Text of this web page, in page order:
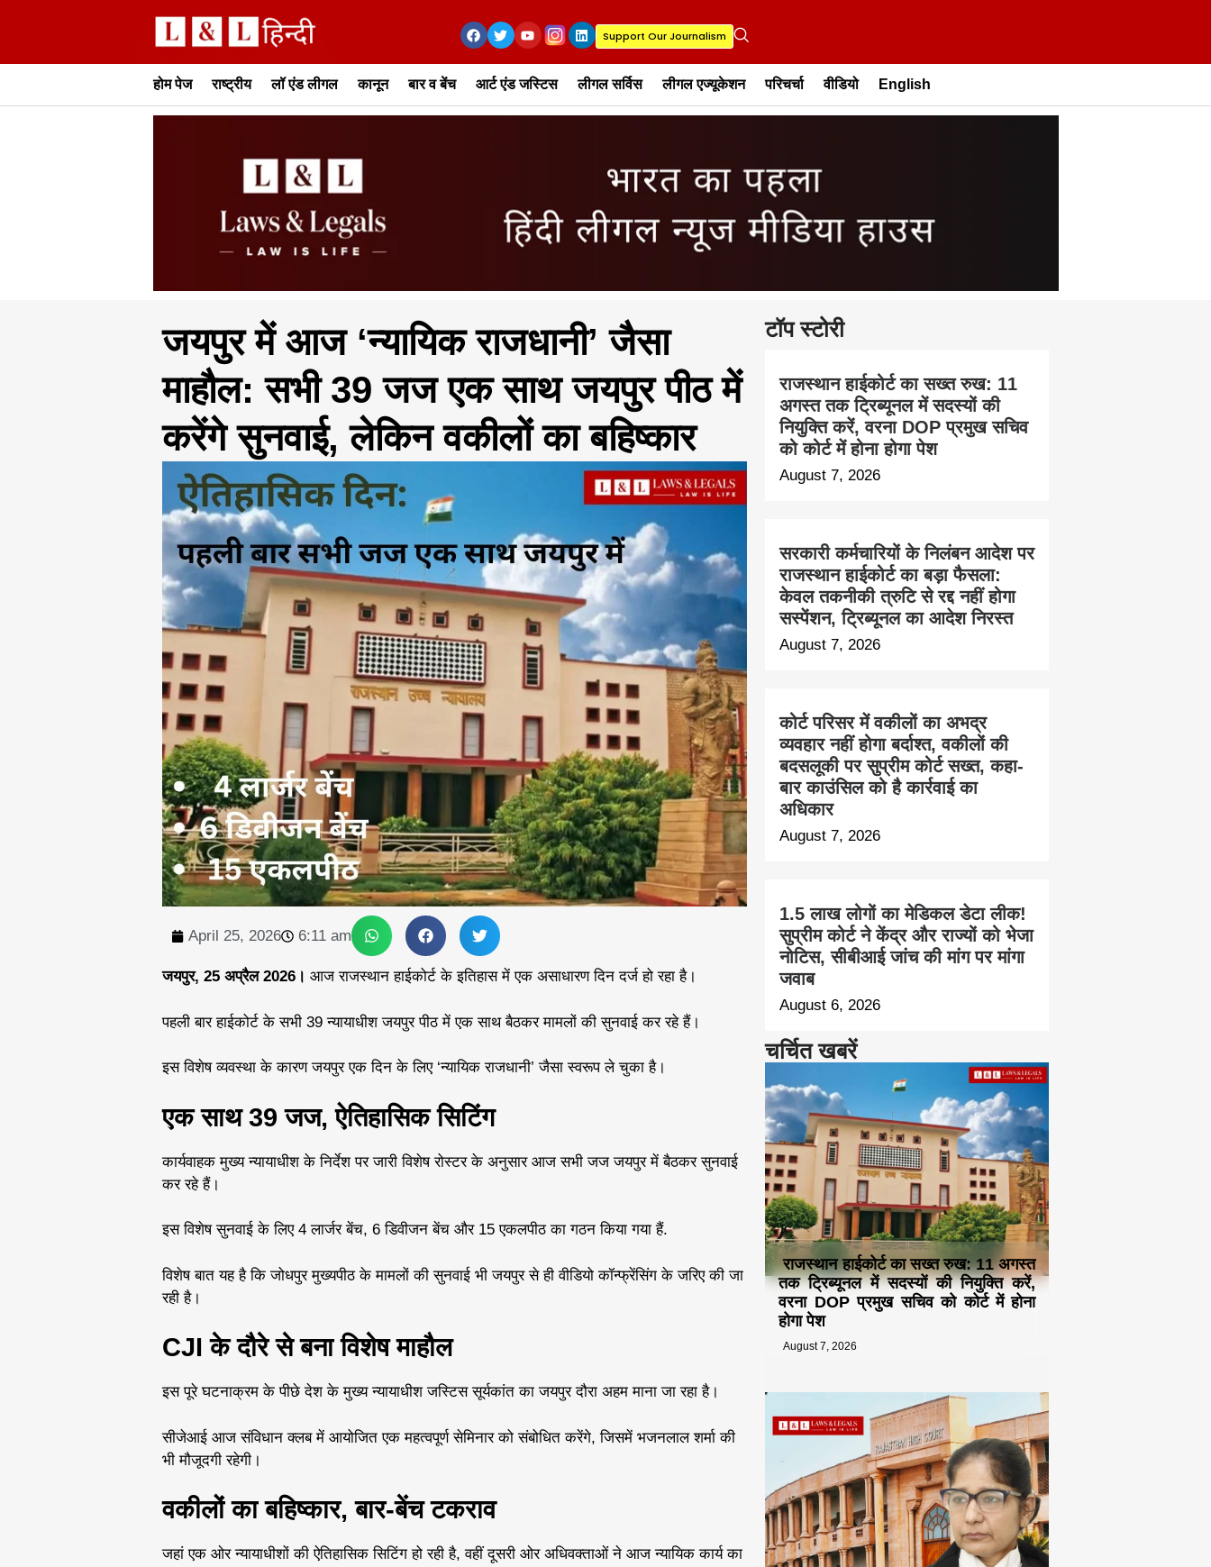
Support Our Journalism
होम पेज राष्ट्रीय लॉ एंड लीगल कानून बार व बेंच आर्ट एंड जस्टिस लीगल सर्विस लीगल एज्यूकेशन परिचर्चा वीडियो English
टॉप स्टोरी
राजस्थान हाईकोर्ट का सख्त रुख: 11
अगस्त तक ट्रिब्यूनल में सदस्यों की
नियुक्ति करें, वरना DOP प्रमुख सचिव
को कोर्ट में होना होगा पेश
August 7, 2026
सरकारी कर्मचारियों के निलंबन आदेश पर
राजस्थान हाईकोर्ट का बड़ा फैसला:
केवल तकनीकी त्रुटि से रद्द नहीं होगा
सस्पेंशन, ट्रिब्यूनल का आदेश निरस्त
August 7, 2026
कोर्ट परिसर में वकीलों का अभद्र
व्यवहार नहीं होगा बर्दाश्त, वकीलों की
बदसलूकी पर सुप्रीम कोर्ट सख्त, कहा-
बार काउंसिल को है कार्रवाई का
अधिकार
August 7, 2026
1.5 लाख लोगों का मेडिकल डेटा लीक!
सुप्रीम कोर्ट ने केंद्र और राज्यों को भेजा
नोटिस, सीबीआई जांच की मांग पर मांगा
जवाब
August 6, 2026
चर्चित खबरें
राजस्थान हाईकोर्ट का सख्त रुख: 11 अगस्त
तक ट्रिब्यूनल में सदस्यों की नियुक्ति करें,
वरना DOP प्रमुख सचिव को कोर्ट में होना
होगा पेश
August 7, 2026
जयपुर में आज ‘न्यायिक राजधानी’ जैसा
माहौल: सभी 39 जज एक साथ जयपुर पीठ में
करेंगे सुनवाई, लेकिन वकीलों का बहिष्कार
April 25, 2026 6:11 am
जयपुर, 25 अप्रैल 2026। आज राजस्थान हाईकोर्ट के इतिहास में एक असाधारण दिन दर्ज हो रहा है।
पहली बार हाईकोर्ट के सभी 39 न्यायाधीश जयपुर पीठ में एक साथ बैठकर मामलों की सुनवाई कर रहे हैं।
इस विशेष व्यवस्था के कारण जयपुर एक दिन के लिए ‘न्यायिक राजधानी’ जैसा स्वरूप ले चुका है।
एक साथ 39 जज, ऐतिहासिक सिटिंग
कार्यवाहक मुख्य न्यायाधीश के निर्देश पर जारी विशेष रोस्टर के अनुसार आज सभी जज जयपुर में बैठकर सुनवाई
कर रहे हैं।
इस विशेष सुनवाई के लिए 4 लार्जर बेंच, 6 डिवीजन बेंच और 15 एकलपीठ का गठन किया गया हैं.
विशेष बात यह है कि जोधपुर मुख्यपीठ के मामलों की सुनवाई भी जयपुर से ही वीडियो कॉन्फ्रेंसिंग के जरिए की जा
रही है।
CJI के दौरे से बना विशेष माहौल
इस पूरे घटनाक्रम के पीछे देश के मुख्य न्यायाधीश जस्टिस सूर्यकांत का जयपुर दौरा अहम माना जा रहा है।
सीजेआई आज संविधान क्लब में आयोजित एक महत्वपूर्ण सेमिनार को संबोधित करेंगे, जिसमें भजनलाल शर्मा की
भी मौजूदगी रहेगी।
वकीलों का बहिष्कार, बार-बेंच टकराव
जहां एक ओर न्यायाधीशों की ऐतिहासिक सिटिंग हो रही है, वहीं दूसरी ओर अधिवक्ताओं ने आज न्यायिक कार्य का